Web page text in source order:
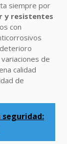
siempre por
y resistentes
con
de
calidad
de
seguridad: